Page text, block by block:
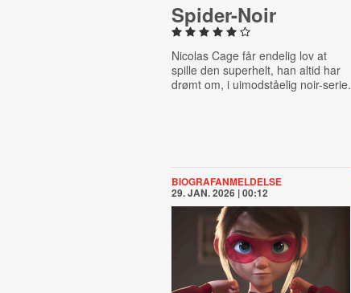
Spi­der-​Noir
Nicolas Cage får endelig lov at
spille den superhelt, han altid har
drømt om, i uimodståelig noir-serie.
BIOGRAFANMELDELSE
29. JAN. 2026 | 00:12